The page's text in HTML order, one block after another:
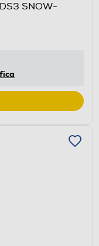
SNOW-